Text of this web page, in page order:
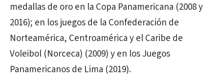
medallas de oro en la Copa Panamericana (2008 y
2016); en los juegos de la Confederación de
Norteamérica, Centroamérica y el Caribe de
Voleibol (Norceca) (2009) y en los Juegos
Panamericanos de Lima (2019).